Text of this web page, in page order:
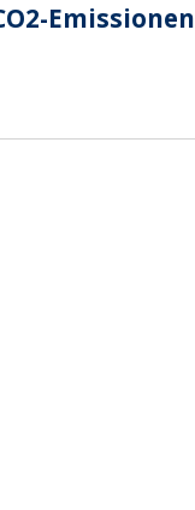
Emissionen